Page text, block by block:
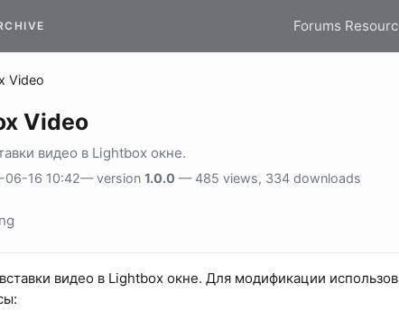
Forums
Video
Video
видео в Lightbox окне.
16 10:42— version 1.0.0 — 485 views, 334 downloads
видео в Lightbox окне. Для модификации